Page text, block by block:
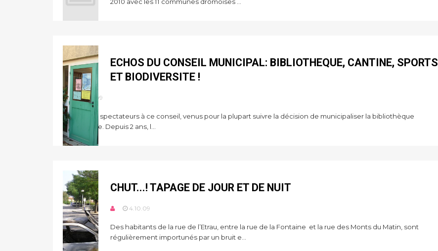
ECHOS DU CONSEIL MUNICIPAL: BIBLIOTHEQUE, CANTINE, SPORTS
ET BIODIVERSITE !
11.10.09
Pas mal de spectateurs à ce conseil, venus pour la plupart suivre la décision de municipaliser la bibliothèque
communale. Depuis 2 ans, l...
CHUT...! TAPAGE DE JOUR ET DE NUIT
4.10.09
Des habitants de la rue de l’Etrau, entre la rue de la Fontaine et la rue des Monts du Matin, sont
régulièrement importunés par un bruit e...